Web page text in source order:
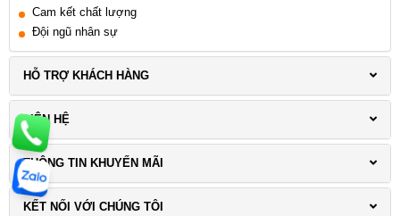
không gian một cách hiệu quả.
Tiện lợi và nhanh chóng
Máy rửa chén
cỡ nhỏ cho phép bạn rửa chén
Điều này giúp tiết kiệm thời gian và công sức
Linh hoạt và tiện ích
Cam kết chất lượng
Đội ngũ nhân sự
HỖ TRỢ KHÁCH HÀNG
LIÊN HỆ
THÔNG TIN KHUYẾN MÃI
KẾT NỐI VỚI CHÚNG TÔI